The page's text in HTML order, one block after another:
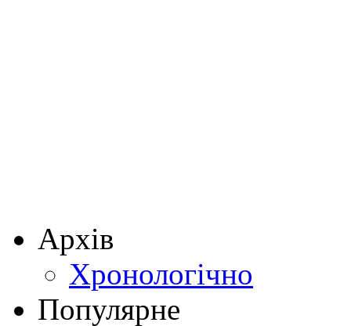
Архів
Хронологічно
Популярне